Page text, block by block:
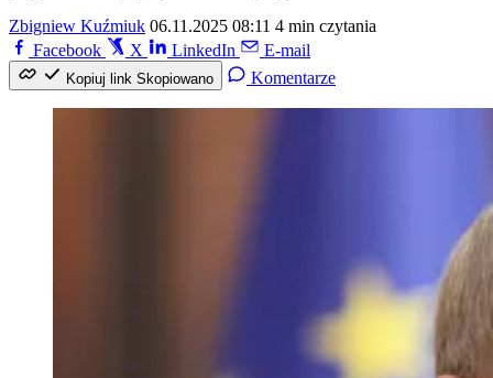
Zbigniew Kuźmiuk 06.11.2025 08:11 4 min czytania
Facebook
X LinkedIn E-mail
Kopiuj link Skopiowano Komentarze